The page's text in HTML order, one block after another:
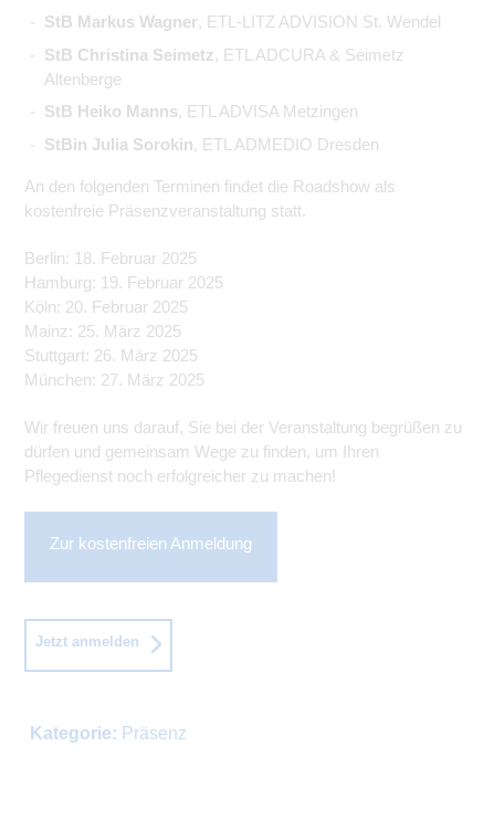
StB Markus Wagner, ETL-LITZ ADVISION St. Wendel
StB Christina Seimetz , ETL ADCURA & Seimetz
Altenberge
StB Heiko Manns, ETL ADVISA Metzingen
StBin Julia Sorokin, ETL ADMEDIO Dresden
An den folgenden Terminen findet die Roadshow als
kostenfreie Präsenzveranstaltung statt.
Berlin: 18. Februar 2025
Hamburg: 19. Februar 2025
Köln: 20. Februar 2025
Mainz: 25. März 2025
Stuttgart: 26. März 2025
München: 27. März 2025
Wir freuen uns darauf, Sie bei der Veranstaltung begrüßen zu
dürfen und gemeinsam Wege zu finden, um Ihren
Pflegedienst noch erfolgreicher zu machen!
Zur kostenfreien Anmeldung
Jetzt anmelden
Kategorie: Präsenz